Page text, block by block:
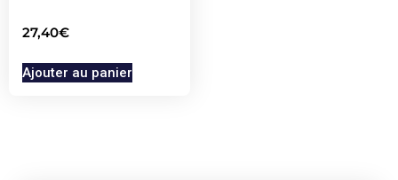
27,40€
Ajouter au panier